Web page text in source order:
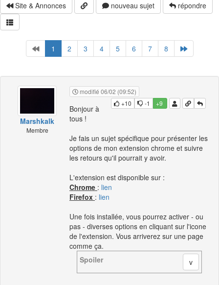
Site & Annonces
nouveau sujet répondre
1 2 3 4 5 6 7 8
Marshkalk
Membre
modifié 06/02 (09:52)
+10
-1 +9
Bonjour à
tous !
Je fais un sujet spécifique pour présenter les
options de mon extension chrome et suivre
les retours qu'il pourrait y avoir.
L'extension est disponible sur :
Chrome : lien
Firefox : lien
Une fois installée, vous pourrez activer - ou
pas - diverses options en cliquant sur l'icone
de l'extension. Vous arriverez sur une page
comme ça.
Spoiler